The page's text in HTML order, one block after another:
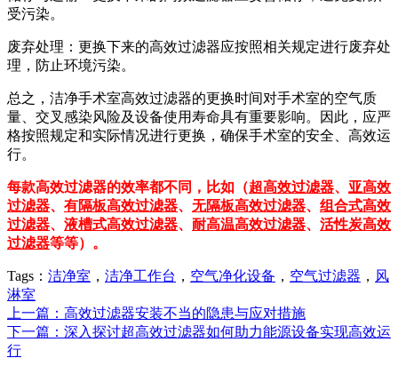
受污染。
废弃处理：更换下来的高效过滤器应按照相关规定进行废弃处
理，防止环境污染。
总之，洁净手术室高效过滤器的更换时间对手术室的空气质
量、交叉感染风险及设备使用寿命具有重要影响。因此，应严
格按照规定和实际情况进行更换，确保手术室的安全、高效运
行。
每款高效过滤器的效率都不同，比如（超高效过滤器、 亚高效
过滤器、 有隔板高效过滤器、 无隔板高效过滤器、 组合式高效
过滤器、 液槽式高效过滤器、 耐高温高效过滤器、 活性炭高效
过滤器等等）。
Tags： 洁净室 ， 洁净工作台 ， 空气净化设备 ， 空气过滤器 ， 风
淋室
上一篇：高效过滤器安装不当的隐患与应对措施
下一篇：深入探讨超高效过滤器如何助力能源设备实现高效运
行